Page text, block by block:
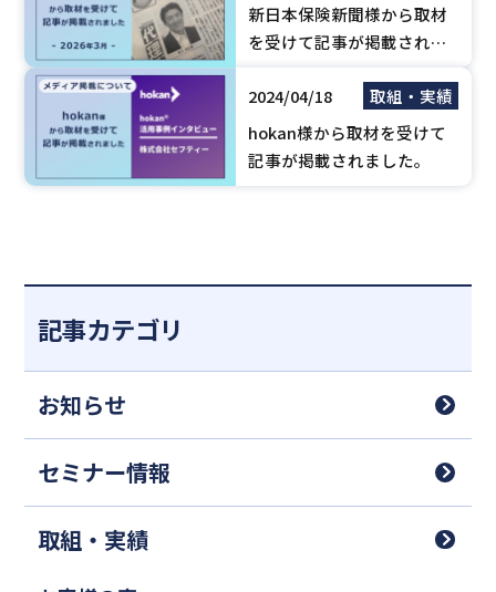
新日本保険新聞様から取材
を受けて記事が掲載されま
2024/04/18
取組・実績
hokan様から取材を受けて
記事が掲載されました。
記事カテゴリ
お知らせ
セミナー情報
取組・実績